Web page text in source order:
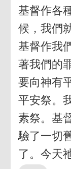
基督作各
候，我們
基督作我
著我們的
要向神有
平安祭。
素祭。基
驗了一切
了。今天